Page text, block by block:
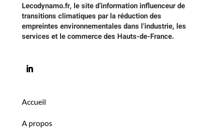
Lecodynamo.fr, le site d’information influenceur de
transitions climatiques par la réduction des
empreintes environnementales dans l’industrie, les
services et le commerce des Hauts-de-France.
Accueil
A propos